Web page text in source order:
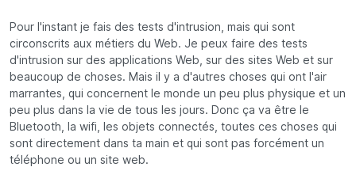
Pour l'instant je fais des tests d'intrusion, mais qui sont
circonscrits aux métiers du Web. Je peux faire des tests
d'intrusion sur des applications Web, sur des sites Web et sur
beaucoup de choses. Mais il y a d'autres choses qui ont l'air
marrantes, qui concernent le monde un peu plus physique et un
peu plus dans la vie de tous les jours. Donc ça va être le
Bluetooth, la wifi, les objets connectés, toutes ces choses qui
sont directement dans ta main et qui sont pas forcément un
téléphone ou un site web.